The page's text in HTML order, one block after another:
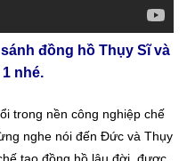
đồng hồ Thụy Sĩ và
nhé.
trong nền công nghiệp chế
nghe nói đến Đức và Thụy
tạo đồng hồ lâu đời, được